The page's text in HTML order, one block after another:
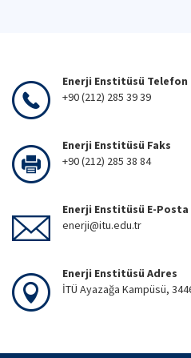
Enerji Enstitüsü Telefon
+90 (212) 285 39 39
Enerji Enstitüsü Faks
+90 (212) 285 38 84
Enerji Enstitüsü E-Posta
enerji@itu.edu.tr
Enerji Enstitüsü Adres
İTÜ Ayazağa Kampüsü,